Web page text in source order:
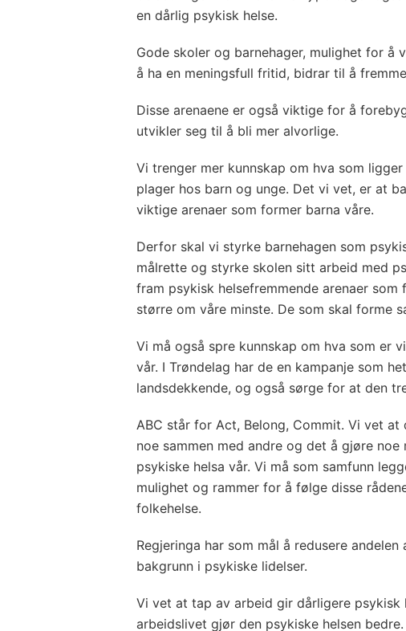
en dårlig psykisk helse.
Gode skoler og barnehager, mulighet for
å ha en meningsfull fritid, bidrar til å
Disse arenaene er også viktige for å
utvikler seg til å bli mer alvorlige.
Vi trenger mer kunnskap om hva som
plager hos barn og unge. Det vi vet, er at
viktige arenaer som former barna våre.
Derfor skal vi styrke barnehagen som
målrette og styrke skolen sitt arbeid med
fram psykisk helsefremmende arenaer
større om våre minste. De som skal forme
Vi må også spre kunnskap om hva som er
vår. I Trøndelag har de en kampanje som
landsdekkende, og også sørge for at den
ABC står for Act, Belong, Commit. Vi vet
noe sammen med andre og det å gjøre
psykiske helsa vår. Vi må som samfunn
mulighet og rammer for å følge disse
folkehelse.
Regjeringa har som mål å redusere
bakgrunn i psykiske lidelser.
Vi vet at tap av arbeid gir dårligere psykisk
arbeidslivet gjør den psykiske helsen bedre.